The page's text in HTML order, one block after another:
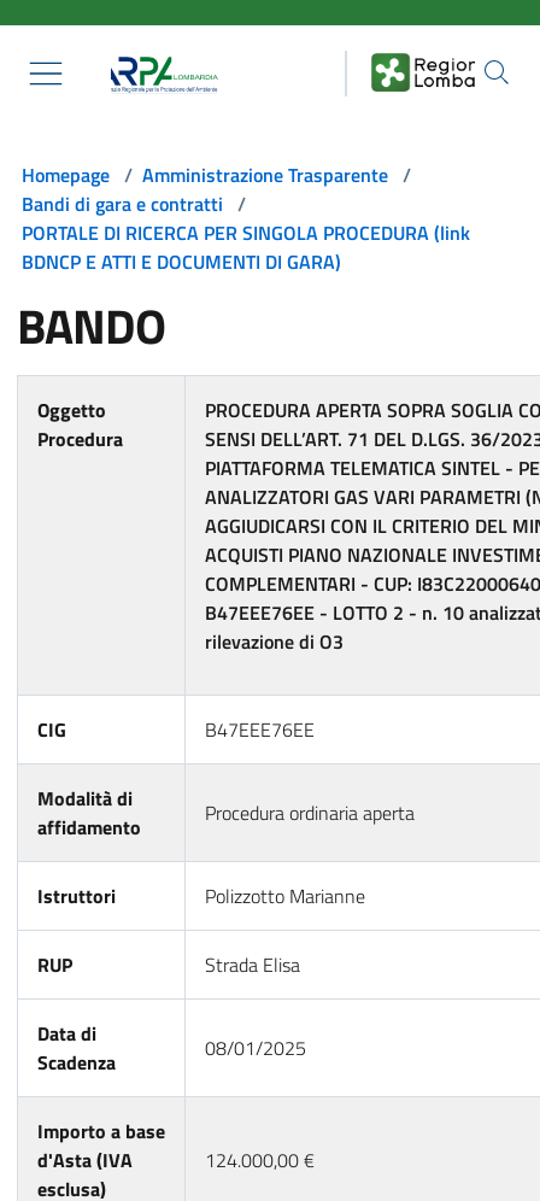
Homepage / Amministrazione Trasparente /
Bandi di gara e contratti /
PORTALE DI RICERCA PER SINGOLA PROCEDURA (link
BDNCP E ATTI E DOCUMENTI DI GARA)
BANDO
Oggetto
Procedura
PROCEDURA APERTA SOPRA SOGLIA
SENSI DELL’ART. 71 DEL D.LGS. 36/
PIATTAFORMA TELEMATICA SINTEL -
ANALIZZATORI GAS VARI PARAMETRI
AGGIUDICARSI CON IL CRITERIO DEL
ACQUISTI PIANO NAZIONALE
COMPLEMENTARI - CUP:
B47EEE76EE - LOTTO 2 - n. 10
rilevazione di O3
CIG B47EEE76EE
Modalità di
affidamento
Procedura ordinaria aperta
Istruttori Polizzotto Marianne
RUP Strada Elisa
Data di
Scadenza
08/01/2025
Importo a base
d'Asta (IVA
esclusa)
124.000,00 €